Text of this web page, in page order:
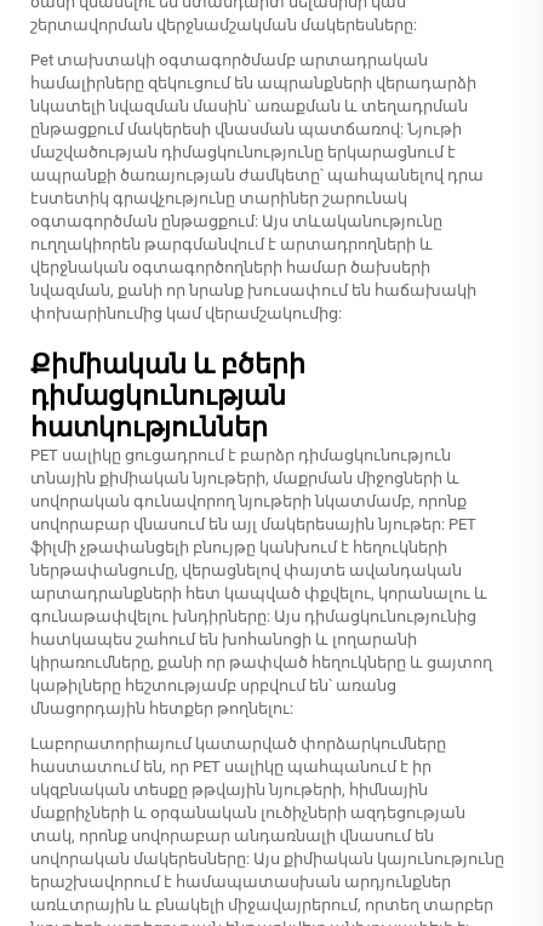
շերտավորման վերջնամշակման մակերեսները:
Pet տախտակի օգտագործմամբ արտադրական
համալիրները զեկուցում են ապրանքների վերադարձի
նկատելի նվազման մասին՝ առաքման և տեղադրման
ընթացքում մակերեսի վնասման պատճառով: Նյութի
մաշվածության դիմացկունությունը երկարացնում է
ապրանքի ծառայության ժամկետը՝ պահպանելով դրա
էստետիկ գրավչությունը տարիներ շարունակ
օգտագործման ընթացքում: Այս տևականությունը
ուղղակիորեն թարգմանվում է արտադրողների և
վերջնական օգտագործողների համար ծախսերի
նվազման, քանի որ նրանք խուսափում են հաճախակի
փոխարինումից կամ վերամշակումից:
Քիմիական և բծերի
դիմացկունության
հատկություններ
PET սալիկը ցուցադրում է բարձր դիմացկունություն
տնային քիմիական նյութերի, մաքրման միջոցների և
սովորական գունավորող նյութերի նկատմամբ, որոնք
սովորաբար վնասում են այլ մակերեսային նյութեր: PET
ֆիլմի չթափանցելի բնույթը կանխում է հեղուկների
ներթափանցումը, վերացնելով փայտե ավանդական
արտադրանքների հետ կապված փքվելու, կորանալու և
գունաթափվելու խնդիրները: Այս դիմացկունությունից
հատկապես շահում են խոհանոցի և լողարանի
կիրառումները, քանի որ թափված հեղուկները և ցայտող
կաթիլները հեշտությամբ սրբվում են՝ առանց
մնացորդային հետքեր թողնելու:
Լաբորատորիայում կատարված փորձարկումները
հաստատում են, որ PET սալիկը պահպանում է իր
սկզբնական տեսքը թթվային նյութերի, հիմնային
մաքրիչների և օրգանական լուծիչների ազդեցության
տակ, որոնք սովորաբար անդառնալի վնասում են
սովորական մակերեսները: Այս քիմիական կայունությունը
երաշխավորում է համապատասխան արդյունքներ
առևտրային և բնակելի միջավայրերում, որտեղ տարբեր